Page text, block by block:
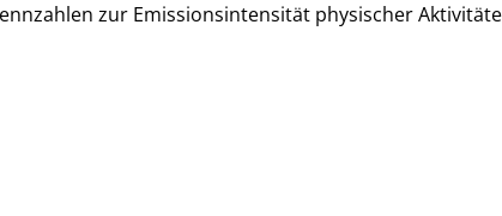
zur Emissionsintensität physischer